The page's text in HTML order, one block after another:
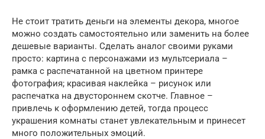
Не стоит тратить деньги на элементы декора, многое
можно создать самостоятельно или заменить на более
дешевые варианты. Сделать аналог своими руками
просто: картина с персонажами из мультсериала –
рамка с распечатанной на цветном принтере
фотография; красивая наклейка – рисунок или
распечатка на двустороннем скотче. Главное –
привлечь к оформлению детей, тогда процесс
украшения комнаты станет увлекательным и принесет
много положительных эмоций.